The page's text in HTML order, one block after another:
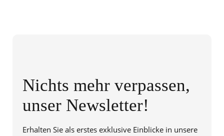
Nichts mehr verpassen,
unser Newsletter!
Erhalten Sie als erstes exklusive Einblicke in unsere